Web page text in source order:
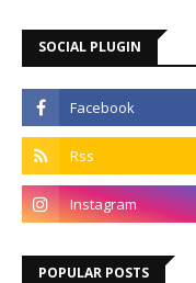
SOCIAL PLUGIN
POPULAR POSTS